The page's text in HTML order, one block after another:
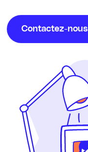
Contactez-nous